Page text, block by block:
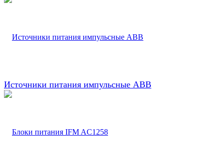
Источники питания импульсные ABB